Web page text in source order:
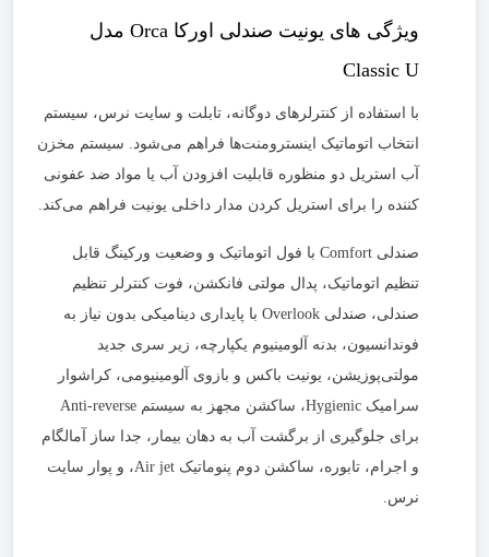
ویژگی های یونیت صندلی اورکا Orca مدل
Classic U
با استفاده از کنترلرهای دوگانه، تابلت و سایت نرس، سیستم
انتخاب اتوماتیک اینسترومنت‌ها فراهم می‌شود. سیستم مخزن
آب استریل دو منظوره قابلیت افزودن آب یا مواد ضد عفونی
کننده را برای استریل کردن مدار داخلی یونیت فراهم می‌کند.
صندلی Comfort با فول اتوماتیک و وضعیت ورکینگ قابل
تنظیم اتوماتیک، پدال مولتی فانکشن، فوت کنترلر تنظیم
صندلی، صندلی Overlook با پایداری دینامیکی بدون نیاز به
فوندانسیون، بدنه آلومینیوم یکپارچه، زیر سری جدید
مولتی‌پوزیشن، یونیت باکس و بازوی آلومینیومی، کراشوار
سرامیک Hygienic، ساکشن مجهز به سیستم Anti-reverse
برای جلوگیری از برگشت آب به دهان بیمار، جدا ساز آمالگام
و اجرام، تابوره، ساکشن دوم پنوماتیک Air jet، و پوار سایت
نرس.